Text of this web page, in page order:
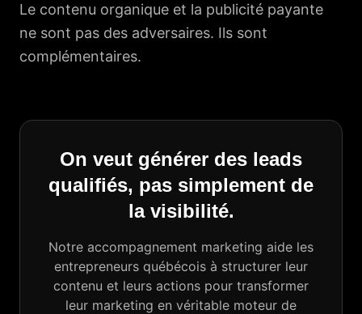
Le contenu organique et la publicité payante
ne sont pas des adversaires. Ils sont
complémentaires.
On veut générer des leads
qualifiés, pas simplement de
la visibilité.
Notre accompagnement marketing aide les
entrepreneurs québécois à structurer leur
contenu et leurs actions pour transformer
leur marketing en véritable moteur de